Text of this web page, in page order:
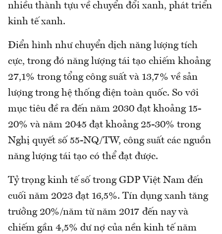
nhiều thành tựu về chuyển đổi xanh, phát triển
kinh tế xanh.
Điển hình như chuyển dịch năng lượng tích
cực, trong đó năng lượng tái tạo chiếm khoảng
27,1% trong tổng công suất và 13,7% về sản
lượng trong hệ thống điện toàn quốc. So với
mục tiêu đề ra đến năm 2030 đạt khoảng 15-
20% và năm 2045 đạt khoảng 25-30% trong
Nghị quyết số 55-NQ/TW, công suất các nguồn
năng lượng tái tạo có thể đạt được.
Tỷ trọng kinh tế số trong GDP Việt Nam đến
cuối năm 2023 đạt 16,5%. Tín dụng xanh tăng
trưởng 20%/năm từ năm 2017 đến nay và
chiếm gần 4,5% dư nợ của nền kinh tế năm